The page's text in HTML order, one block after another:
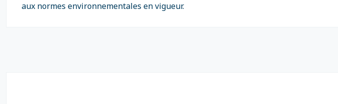
aux normes environnementales en vigueur.